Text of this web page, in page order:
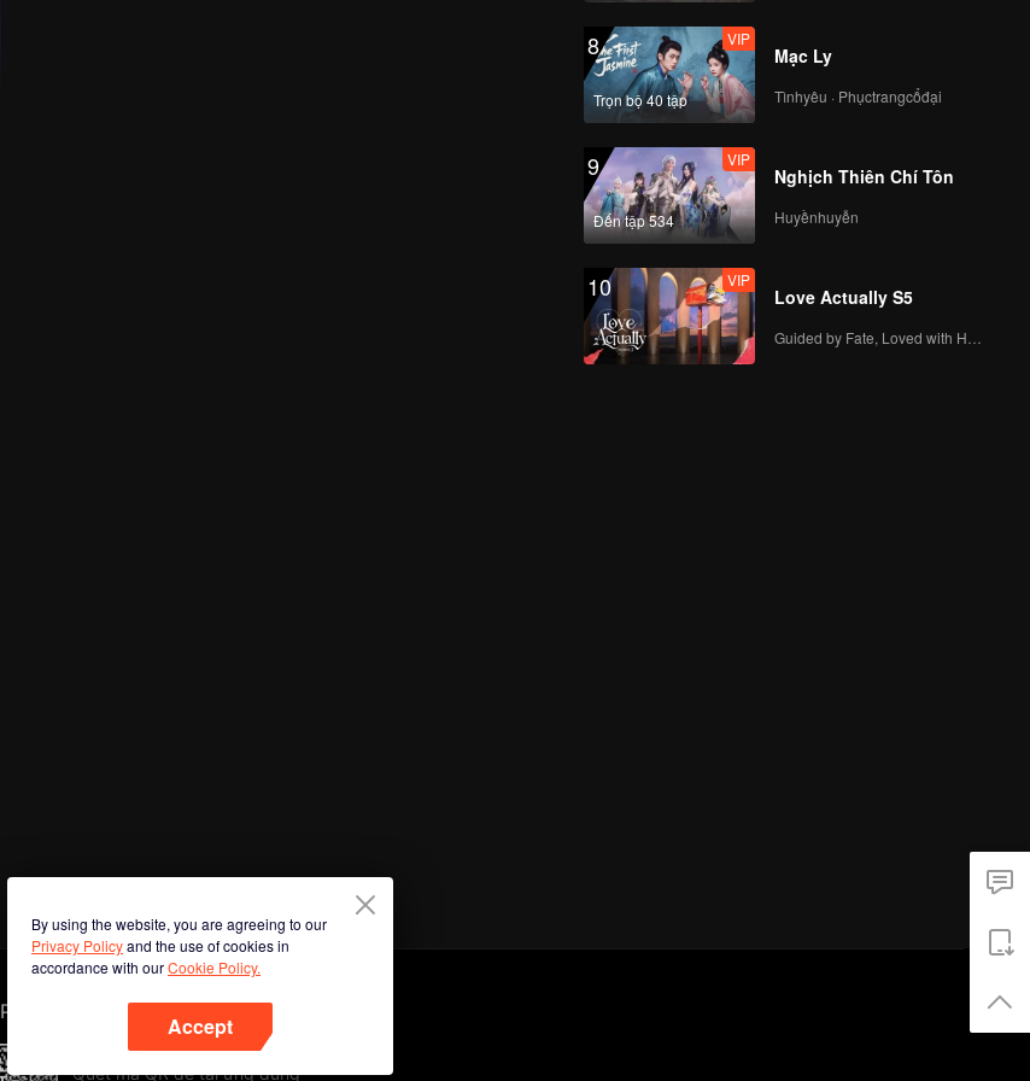
8
Trọn bộ 40 tập
VIP
Mạc Ly
Tìnhyêu · Phụctrangcổđại
9
Đến tập 534
VIP
Nghịch Thiên Chí Tôn
Huyềnhuyễn
10 VIP
Love Actually S5
By using the website, you are agreeing to our
Privacy Policyand the use of cookies in
accordance with ourCookie Policy.
Accept
Phone
Quét mã QR để tải ứng dụng